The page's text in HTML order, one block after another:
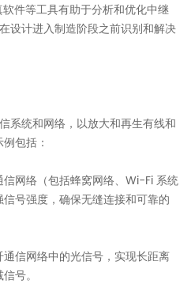
件等工具有助于分析和优化中继
设计进入制造阶段之前识别和解决
系统和网络，以放大和再生有线和
包括：
网络（包括蜂窝网络、Wi-Fi 系统
号强度，确保无缝连接和可靠的
信网络中的光信号，实现长距离
号。